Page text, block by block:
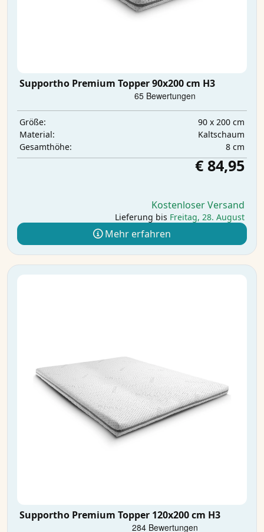
Supportho Premium Topper 90x200 cm H3
Größe:
90 x 200 cm
Material:
Kaltschaum
Gesamthöhe:
8 cm
€ 84,95
Kostenloser Versand
Lieferung bis Freitag, 28. August
Mehr erfahren
Supportho Premium Topper 120x200 cm H3